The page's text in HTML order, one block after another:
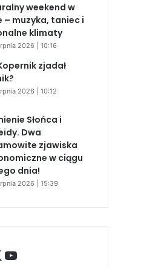
weekend w
– muzyka, taniec i
klimaty
2026 | 10:16
zjadał
2026 | 10:12
Słońca i
Dwa
zjawiska
w ciągu
dnia!
2026 | 15:39
YouTube